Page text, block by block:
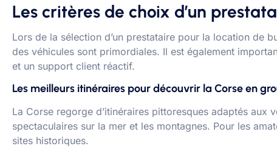
Les critères de choix d’un
Lors de la sélection d’un prestataire pour la location de
des véhicules sont primordiales. Il est également
et un support client réactif.
Les meilleurs itinéraires pour découvrir la Corse en
La Corse regorge d’itinéraires pittoresques adaptés
spectaculaires sur la mer et les montagnes. Pour les
sites historiques.